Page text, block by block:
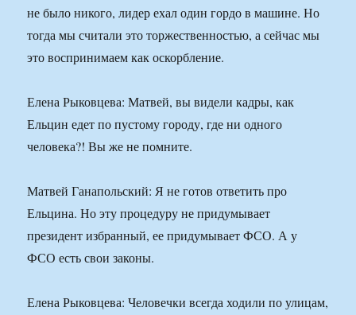
не было никого, лидер ехал один гордо в машине. Но
тогда мы считали это торжественностью, а сейчас мы
это воспринимаем как оскорбление.
Елена Рыковцева: Матвей, вы видели кадры, как
Ельцин едет по пустому городу, где ни одного
человека?! Вы же не помните.
Матвей Ганапольский: Я не готов ответить про
Ельцина. Но эту процедуру не придумывает
президент избранный, ее придумывает ФСО. А у
ФСО есть свои законы.
Елена Рыковцева: Человечки всегда ходили по улицам,